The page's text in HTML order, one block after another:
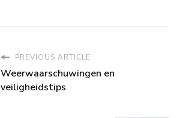
PREVIOUS ARTICLE
Weerwaarschuwingen en
veiligheidstips